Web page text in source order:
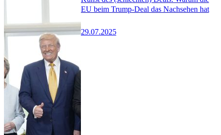
EU beim Trump-Deal das Nachsehen hat
29.07.2025